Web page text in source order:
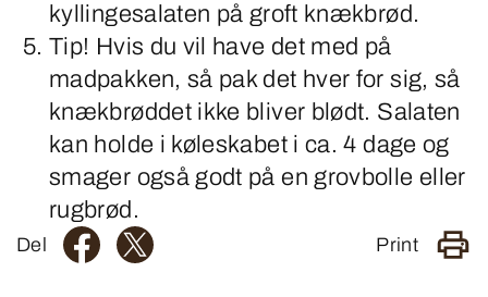
kyllingesalaten på groft knækbrød.
Tip! Hvis du vil have det med på
madpakken, så pak det hver for sig, så
knækbrøddet ikke bliver blødt. Salaten
kan holde i køleskabet i ca. 4 dage og
smager også godt på en grovbolle eller
rugbrød.
Del Print